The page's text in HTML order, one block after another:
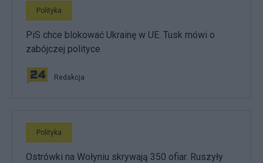
Polityka
PiS chce blokować Ukrainę w UE. Tusk mówi o
zabójczej polityce
Redakcja
Polityka
Ostrówki na Wołyniu skrywają 350 ofiar. Ruszyły